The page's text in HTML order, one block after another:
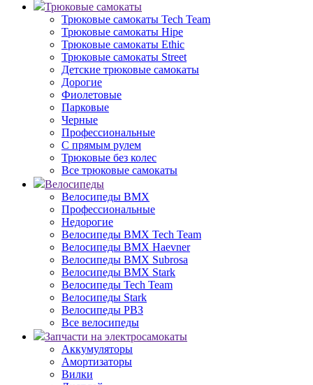
Трюковые самокаты
Трюковые самокаты Tech Team
Трюковые самокаты Hipe
Трюковые самокаты Ethic
Трюковые самокаты Street
Детские трюковые самокаты
Дорогие
Фиолетовые
Парковые
Черные
Профессиональные
С прямым рулем
Трюковые без колес
Все трюковые самокаты
Велосипеды
Велосипеды BMX
Профессиональные
Недорогие
Велосипеды BMX Tech Team
Велосипеды BMX Haevner
Велосипеды BMX Subrosa
Велосипеды BMX Stark
Велосипеды Tech Team
Велосипеды Stark
Велосипеды РВЗ
Все велосипеды
Запчасти на электросамокаты
Аккумуляторы
Амортизаторы
Вилки